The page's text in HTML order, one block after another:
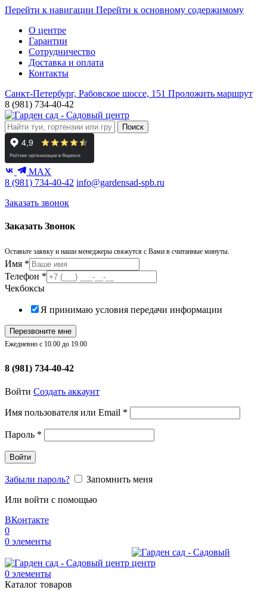
Перейти к навигации Перейти к основному содержимому
О центре
Гарантии
Сотрудничество
Доставка и оплата
Контакты
Санкт-Петербург, Рабовское шоссе, 151 Проложить маршрут
8 (981) 734-40-42
Поиск
MAX
8 (981) 734-40-42 info@gardensad-spb.ru
Заказать звонок
Заказать Звонок
Оставьте заявку и наши менеджеры свяжутся с Вами в считанные минуты.
Имя *
Телефон *
Чекбоксы
Я принимаю условия передачи информации
Перезвоните мне
Ежедневно с 10.00 до 19.00
8 (981) 734-40-42
Войти Создать аккаунт
Имя пользователя или Email *
Пароль *
Войти
Забыли пароль?
Запомнить меня
Или войти с помощью
ВКонтакте
0
0 элементы
0 элементы
Каталог товаров